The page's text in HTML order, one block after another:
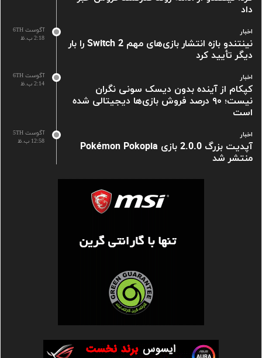
داد
آگوست 6TH
2:18 ب.ظ
اخبار
نینتندو بازه انتشار بازی‌های مهم Switch 2 را بار
دیگر تأیید کرد
آگوست 6TH
2:14 ب.ظ
اخبار
کپکام از آینده بدون دیسک سونی نگران
نیست؛ ۹۰ درصد فروش بازی‌ها دیجیتالی شده
است
آگوست 5TH
12:58 ب.ظ
اخبار
آپدیت بزرگ 2.0.0 بازی Pokémon Pokopia
منتشر شد